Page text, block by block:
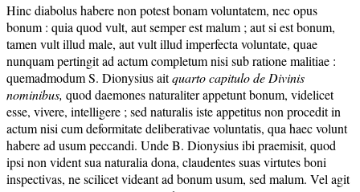
Hinc diabolus habere non potest bonam voluntatem, nec opus
bonum : quia quod vult, aut semper est malum ; aut si est bonum,
tamen vult illud male, aut vult illud imperfecta voluntate, quae
nunquam pertingit ad actum completum nisi sub ratione malitiae :
quemadmodum S. Dionysius aitquarto capitulo de Divinis
nominibus, quod daemones naturaliter appetunt bonum, videlicet
esse, vivere, intelligere ; sed naturalis iste appetitus non procedit in
actum nisi cum deformitate deliberativae voluntatis, qua haec volunt
habere ad usum peccandi. Unde B. Dionysius ibi praemisit, quod
ipsi non vident sua naturalia dona, claudentes suas virtutes boni
inspectivas, ne scilicet videant ad bonum usum, sed malum. Vel agit